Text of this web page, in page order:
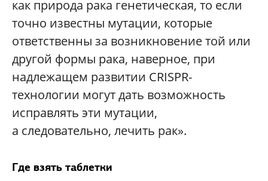
как природа рака генетическая, то если
точно известны мутации, которые
ответственны за возникновение той или
другой формы рака, наверное, при
надлежащем развитии CRISPR-
технологии могут дать возможность
исправлять эти мутации,
а следовательно, лечить рак».
Где взять таблетки